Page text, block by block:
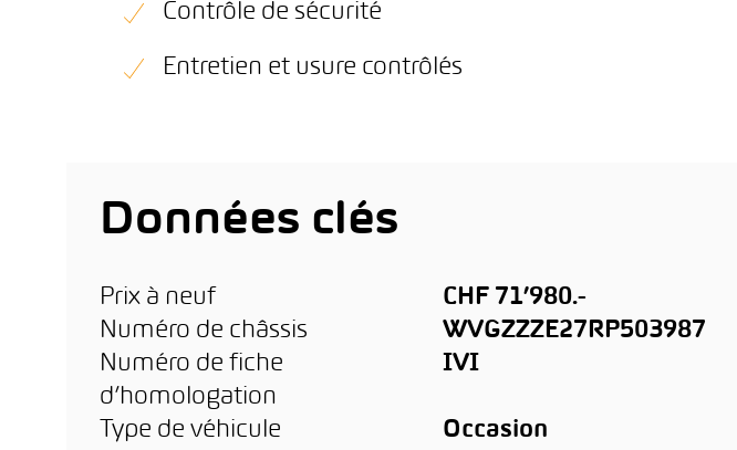
Contrôle de sécurité
Entretien et usure contrôlés
Données clés
Prix à neuf
CHF 71’980.-
Numéro de châssis
WVGZZZE27RP503987
Numéro de fiche
d’homologation
IVI
Type de véhicule
Occasion